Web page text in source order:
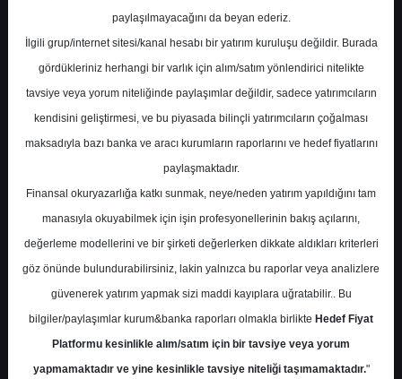
GYO'ların NAD İskontoları
S.No Dosya Adı İndir
1
info-gyo-net-aktif-deger-
iskonto-tablosu-4403
İlgili
Dosyayı
paylaşılmayacağını da beyan ederiz.
İlgili grup/internet sitesi/kanal hesabı bir yatırım kuruluşu değildir. Burada
gördükleriniz herhangi bir varlık için alım/satım yönlendirici nitelikte
tavsiye veya yorum niteliğinde paylaşımlar değildir, sadece yatırımcıların
kendisini geliştirmesi, ve bu piyasada bilinçli yatırımcıların çoğalması
maksadıyla bazı banka ve aracı kurumların raporlarını ve hedef fiyatlarını
paylaşmaktadır.
Finansal okuryazarlığa katkı sunmak, neye/neden yatırım yapıldığını tam
manasıyla okuyabilmek için işin profesyonellerinin bakış açılarını,
değerleme modellerini ve bir şirketi değerlerken dikkate aldıkları kriterleri
göz önünde bulundurabilirsiniz, lakin yalnızca bu raporlar veya analizlere
güvenerek yatırım yapmak sizi maddi kayıplara uğratabilir.. Bu
bilgiler/paylaşımlar kurum&banka raporları olmakla birlikte Hedef Fiyat
Platformu kesinlikle alım/satım için bir tavsiye veya yorum
yapmamaktadır ve yine kesinlikle tavsiye niteliği taşımamaktadır."